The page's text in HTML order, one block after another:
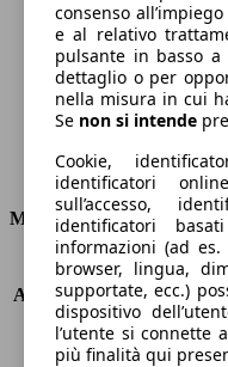
Emissioni di CO2
Ø 4.1 l/100km
Consumi
Motore e Prestazioni
KW (PS)
Accelerazione (0-100 km/
Velocità massima (km/h)
Numero di marce
consenso
e al relativo
pulsante in basso
dettaglio o per
nella misura in cui
Se non si intende
Cookie,
identificatori
sull’accesso,
identificatori
informazioni (ad
browser, lingua,
supportate, ecc.)
dispositivo
l’utente si connette
più finalità qui